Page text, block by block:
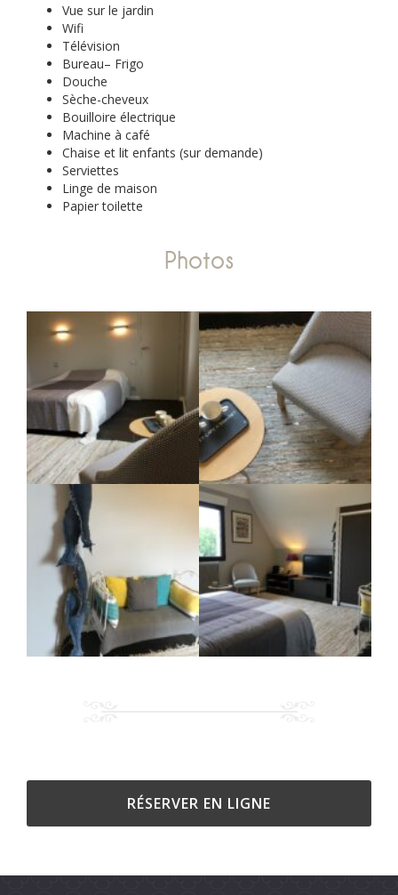
Vue sur le jardin
Wifi
Télévision
Bureau– Frigo
Douche
Sèche-cheveux
Bouilloire électrique
Machine à café
Chaise et lit enfants (sur demande)
Serviettes
Linge de maison
Papier toilette
Photos
RÉSERVER EN LIGNE